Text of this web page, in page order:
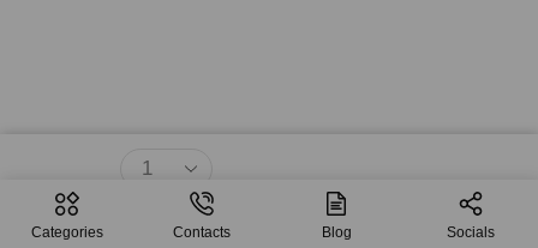
$10.34
Agregar Al Carrito
Categories Contacts Blog Socials